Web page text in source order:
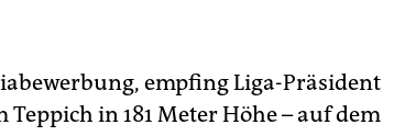
empfing Liga-Präsident
in 181 Meter Höhe – auf dem